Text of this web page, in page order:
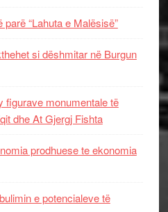
“Lahuta e Malësisë”
si dëshmitar në Burgun
figurave monumentale të
dhe At Gjergj Fishta
prodhuese te ekonomia
e potencialeve të